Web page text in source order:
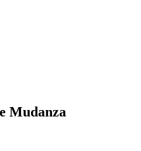
Mudanza